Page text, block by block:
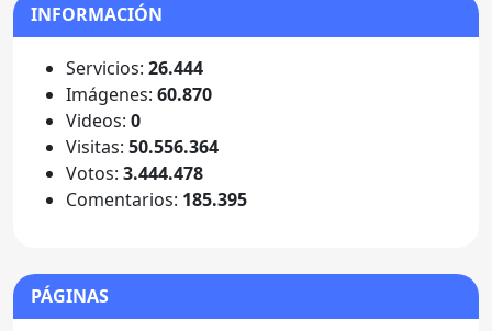
INFORMACIÓN
Servicios: 26.444
Imágenes: 60.870
Videos: 0
Visitas: 50.556.364
Votos: 3.444.478
Comentarios: 185.395
PÁGINAS